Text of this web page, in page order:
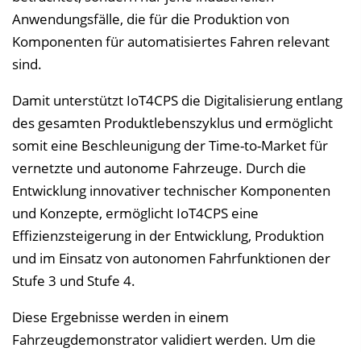
Anwendungsfälle, die für die Produktion von
Komponenten für automatisiertes Fahren relevant
sind.
Damit unterstützt IoT4CPS die Digitalisierung entlang
des gesamten Produktlebenszyklus und ermöglicht
somit eine Beschleunigung der Time-to-Market für
vernetzte und autonome Fahrzeuge. Durch die
Entwicklung innovativer technischer Komponenten
und Konzepte, ermöglicht IoT4CPS eine
Effizienzsteigerung in der Entwicklung, Produktion
und im Einsatz von autonomen Fahrfunktionen der
Stufe 3 und Stufe 4.
Diese Ergebnisse werden in einem
Fahrzeugdemonstrator validiert werden. Um die